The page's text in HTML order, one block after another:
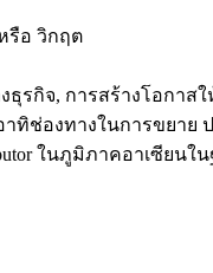
รือ วิกฤต
, การสร้างโอกาสให้
ช่องทางในการขยาย
ในภูมิภาคอาเซียน